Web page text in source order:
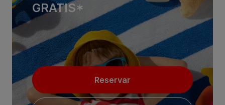
GRATIS*
Reservar